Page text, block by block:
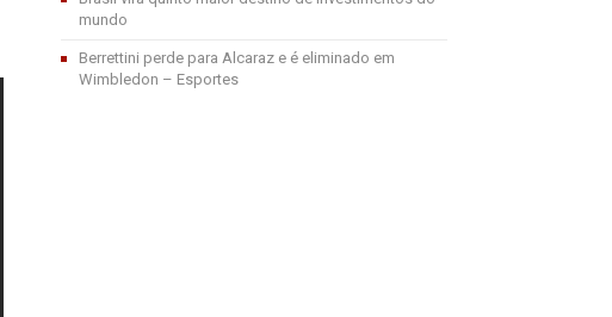
mundo
Berrettini perde para Alcaraz e é eliminado em
Wimbledon – Esportes